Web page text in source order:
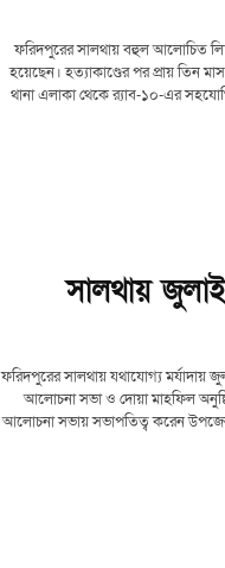
ফরিদপুরের সালথায় বহুল আলোচিত
হয়েছেন। হত্যাকাণ্ডের পর প্রায় তিন
থানা এলাকা থেকে র‍্যাব-১০-এর
ফরিদপুর সালথা
সালথায়
ফরিদপুরের সালথায় যথাযোগ্য মর্যাদায়
আলোচনা সভা ও দোয়া মাহফিল
আলোচনা সভায় সভাপতিত্ব করেন উপজেলা